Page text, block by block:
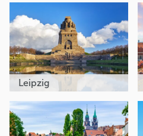
Leipzig